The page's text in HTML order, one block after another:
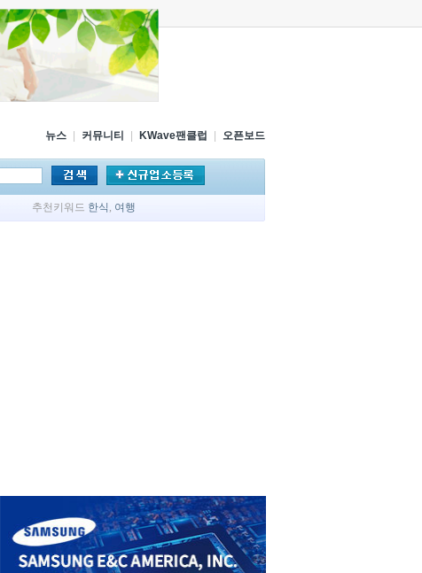
뉴스 커뮤니티 KWave팬클럽 오픈보드
추천키워드 한식 , 여행